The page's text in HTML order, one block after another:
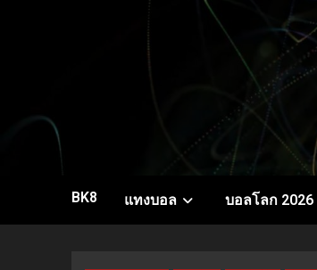
BK8 แทงบอล บอลโลก 2026